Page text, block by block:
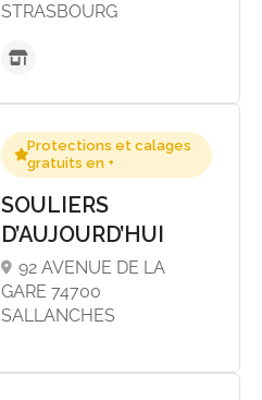
STRASBOURG
Protections et calages
gratuits en +
SOULIERS
D’AUJOURD’HUI
92 AVENUE DE LA
GARE 74700
SALLANCHES